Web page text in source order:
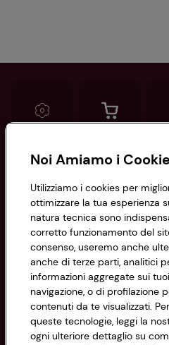
Informazioni
Privacy Policy
Cookie Policy
Impostazioni Cookie
Accessibilità
CONAD SOCIETÀ
Via Michelino, 59 | 40127
Codice Fiscale e Registro
di Bologna 00865960157
PARTITA IVA 03320960374
Noi Amiamo i
Utilizziamo i cookies per
ottimizzare la tua esperienza
natura tecnica sono
corretto funzionamento del
consenso, useremo anche
anche di terze parti, analitici
informazioni aggregate sui
navigazione, o di profilazione
contenuti da te visualizzati.
queste tecnologie, leggi la
ogni ulteriore dettaglio su